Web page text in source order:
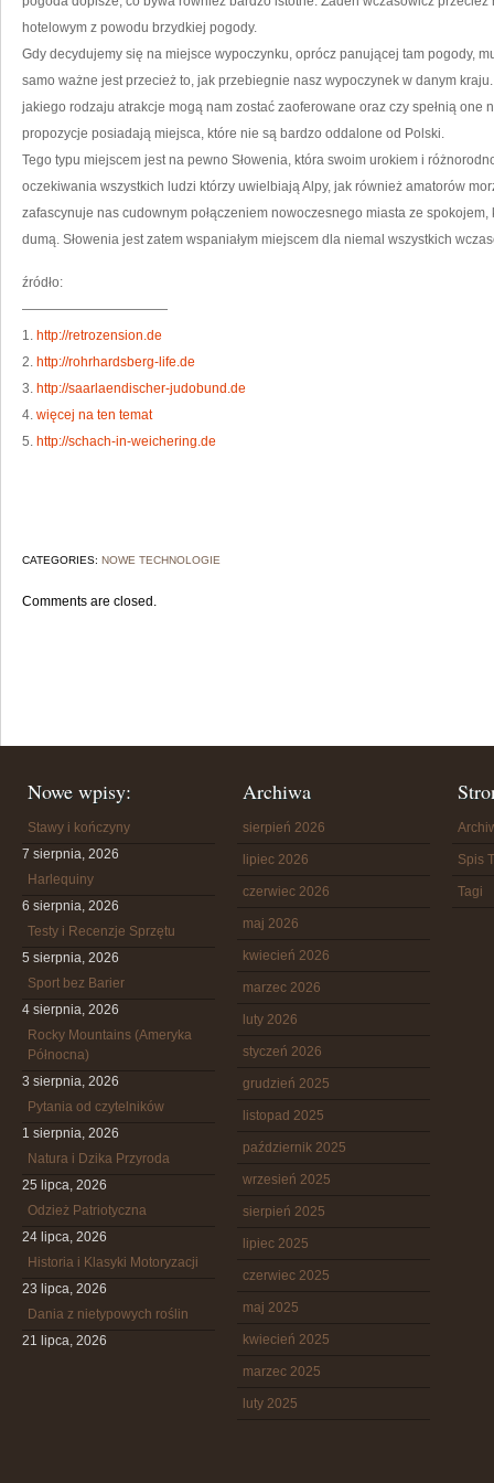
hotelowym z powodu brzydkiej pogody.
Gdy decydujemy się na miejsce wypoczynku, oprócz panującej tam pogody,
samo ważne jest przecież to, jak przebiegnie nasz wypoczynek w danym
jakiego rodzaju atrakcje mogą nam zostać zaoferowane oraz czy spełnią one
propozycje posiadają miejsca, które nie są bardzo oddalone od Polski.
Tego typu miejscem jest na pewno Słowenia, która swoim urokiem i
oczekiwania wszystkich ludzi którzy uwielbiają Alpy, jak również amatorów
zafascynuje nas cudownym połączeniem nowoczesnego miasta ze
dumą. Słowenia jest zatem wspaniałym miejscem dla niemal wszystkich
źródło:
———————————
1. http://retrozension.de
2. http://rohrhardsberg-life.de
3. http://saarlaendischer-judobund.de
4. więcej na ten temat
5. http://schach-in-weichering.de
CATEGORIES: NOWE TECHNOLOGIE
Comments are closed.
Nowe wpisy:
Stawy i kończyny
7 sierpnia, 2026
Harlequiny
6 sierpnia, 2026
Testy i Recenzje Sprzętu
5 sierpnia, 2026
Sport bez Barier
4 sierpnia, 2026
Rocky Mountains (Ameryka
Północna)
3 sierpnia, 2026
Pytania od czytelników
1 sierpnia, 2026
Natura i Dzika Przyroda
25 lipca, 2026
Odzież Patriotyczna
24 lipca, 2026
Historia i Klasyki Motoryzacji
23 lipca, 2026
Dania z nietypowych roślin
21 lipca, 2026
Archiwa
sierpień 2026
lipiec 2026
czerwiec 2026
maj 2026
kwiecień 2026
marzec 2026
luty 2026
styczeń 2026
grudzień 2025
listopad 2025
październik 2025
wrzesień 2025
sierpień 2025
lipiec 2025
czerwiec 2025
maj 2025
kwiecień 2025
marzec 2025
luty 2025
Spis
Tagi